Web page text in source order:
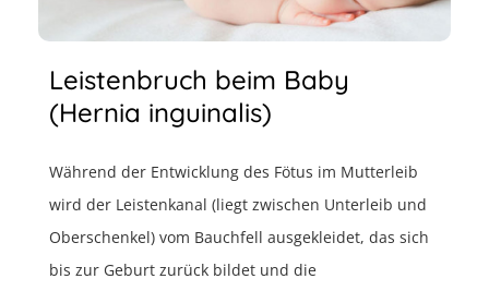
Leistenbruch beim Baby
(Hernia inguinalis)
Während der Entwicklung des Fötus im Mutterleib
wird der Leistenkanal (liegt zwischen Unterleib und
Oberschenkel) vom Bauchfell ausgekleidet, das sich
bis zur Geburt zurück bildet und die